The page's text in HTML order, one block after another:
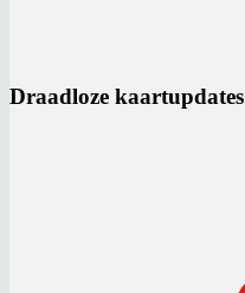
Draadloze kaartupdates